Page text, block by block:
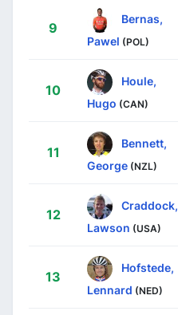
9
Bernas,
Pawel (POL)
10
Houle,
Hugo (CAN)
11
Bennett,
George (NZL)
12
Craddock,
Lawson (USA)
13
Hofstede,
Lennard (NED)